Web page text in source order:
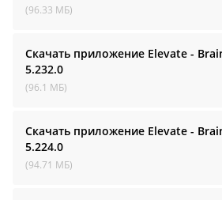
(96.33 МБ)
Скачать приложение Elevate -
5.232.0
(96.1 МБ)
Скачать приложение Elevate -
5.224.0
(94.71 МБ)